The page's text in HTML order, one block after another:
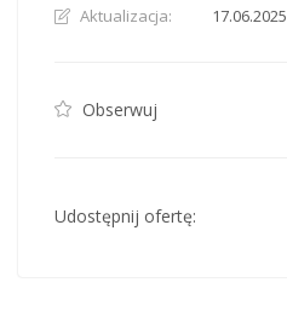
Aktualizacja:
17.06.2025
Obserwuj
Udostępnij ofertę: